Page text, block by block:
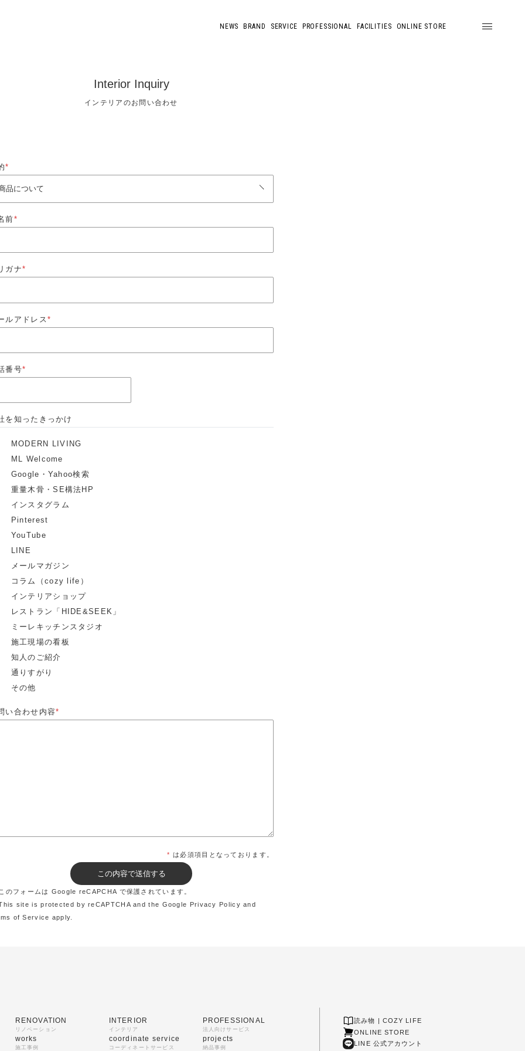
NEWS BRAND SERVICE PROFESSIONAL FACILITIES ONLINE STORE
Interior Inquiry
インテリアのお問い合わせ
*
前*
ガナ*
ルアドレス *
番号*
を知ったきっかけ
MODERN LIVING
ML Welcome
Google・Yahoo検索
重量木骨・SE構法HP
インスタグラム
Pinterest
YouTube
LINE
メールマガジン
コラム（cozy life）
インテリアショップ
レストラン「HIDE&SEEK」
ミーレキッチンスタジオ
施工現場の看板
知人のご紹介
通りすがり
その他
い合わせ内容*
* は必須項目となっております。
のフォームは Google reCAPCHA で保護されています。
site is protected by reCAPTCHA and the Google Privacy Policy and
of Service apply.
RENOVATION
リノベーション
works
施工事例
INTERIOR
インテリア
coordinate service
コーディネートサービス
PROFESSIONAL
法人向けサービス
projects
納品事例
読み物 | COZY LIFE
ONLINE STORE
LINE 公式アカウント